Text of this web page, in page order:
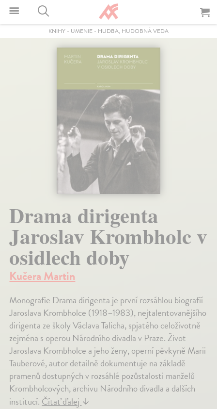
KNIHY - UMENIE - HUDBA, HUDOBNÁ VEDA
Drama dirigenta
Jaroslav Krombholc v
osidlech doby
Kučera Martin
Monografie Drama dirigenta je první rozsáhlou biografií
Jaroslava Krombholce (1918–1983), nejtalentovanějšího
dirigenta ze školy Václava Talicha, spjatého celoživotně
zejména s operou Národního divadla v Praze. Život
Jaroslava Krombholce a jeho ženy, operní pěvkyně Marii
Tauberové, autor detailně dokumentuje na základě
pramenů dostupných v rozsáhlé pozůstalosti manželů
Krombholcových, archivu Národního divadla a dalších
institucí. Čítať ďalej ↓